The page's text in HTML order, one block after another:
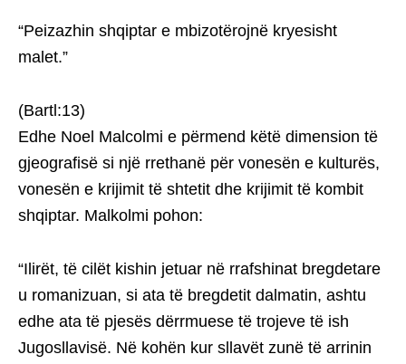
“Peizazhin shqiptar e mbizotërojnë kryesisht
malet.”
(Bartl:13)
Edhe Noel Malcolmi e përmend këtë dimension të
gjeografisë si një rrethanë për vonesën e kulturës,
vonesën e krijimit të shtetit dhe krijimit të kombit
shqiptar. Malkolmi pohon:
“Ilirët, të cilët kishin jetuar në rrafshinat bregdetare
u romanizuan, si ata të bregdetit dalmatin, ashtu
edhe ata të pjesës dërrmuese të trojeve të ish
Jugosllavisë. Në kohën kur sllavët zunë të arrinin